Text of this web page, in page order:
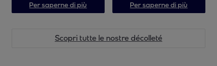
Per saperne di più Per saperne di più
Scopri tutte le nostre décolleté